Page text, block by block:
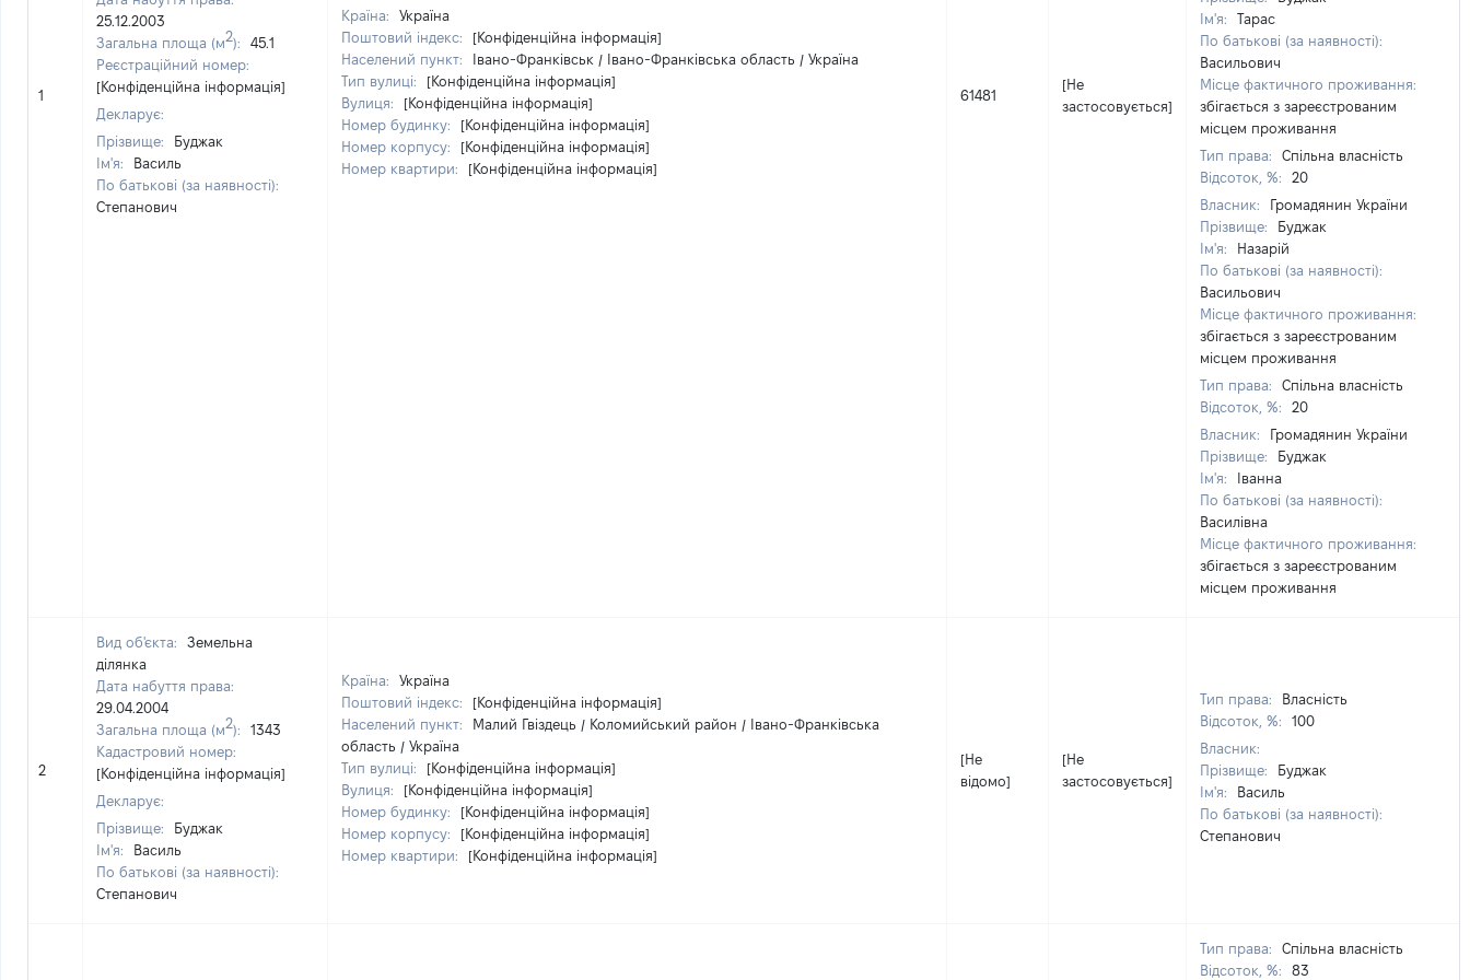
1
25.12.2003
Загальна площа (м2):
45.1
Реєстраційний номер:
[Конфіденційна інформація]
Декларує:
Прізвище:
Буджак
Ім'я:
Василь
По батькові (за наявності):
Степанович
Країна:
Україна
Поштовий індекс:
[Конфіденційна інформація]
Населений пункт:
Івано-Франківськ / Івано-Франківська область / Україна
Тип вулиці:
[Конфіденційна інформація]
Вулиця:
[Конфіденційна інформація]
Номер будинку:
[Конфіденційна інформація]
Номер корпусу:
[Конфіденційна інформація]
Номер квартири:
[Конфіденційна інформація]
61481
[Не
застосовується]
Ім'я:
Тарас
По батькові (за наявності):
Васильович
Місце фактичного проживання:
збігається з зареєстрованим
місцем проживання
Тип права:
Спільна власність
Відсоток, %:
20
Власник:
Громадянин України
Прізвище:
Буджак
Ім'я:
Назарій
По батькові (за наявності):
Васильович
Місце фактичного проживання:
збігається з зареєстрованим
місцем проживання
Тип права:
Спільна власність
Відсоток, %:
20
Власник:
Громадянин України
Прізвище:
Буджак
Ім'я:
Іванна
По батькові (за наявності):
Василівна
Місце фактичного проживання:
збігається з зареєстрованим
місцем проживання
2
Вид об'єкта:
Земельна
ділянка
Дата набуття права:
29.04.2004
Загальна площа (м2):
1343
Кадастровий номер:
[Конфіденційна інформація]
Декларує:
Прізвище:
Буджак
Ім'я:
Василь
По батькові (за наявності):
Степанович
Країна:
Україна
Поштовий індекс:
[Конфіденційна інформація]
Населений пункт:
Малий Гвіздець / Коломийський район / Івано-Франківська
область / Україна
Тип вулиці:
[Конфіденційна інформація]
Вулиця:
[Конфіденційна інформація]
Номер будинку:
[Конфіденційна інформація]
Номер корпусу:
[Конфіденційна інформація]
Номер квартири:
[Конфіденційна інформація]
[Не
відомо]
[Не
застосовується]
Тип права:
Власність
Відсоток, %:
100
Власник:
Прізвище:
Буджак
Ім'я:
Василь
По батькові (за наявності):
Степанович
Тип права:
Спільна власність
Відсоток, %:
83